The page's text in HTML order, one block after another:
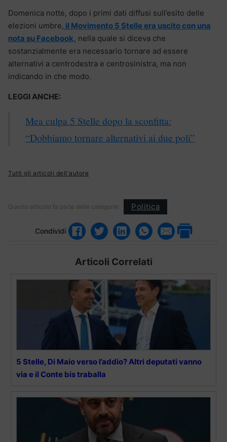
Domenica notte, dopo i primi dati diffusi sull’esito delle
elezioni umbre, il Movimento 5 Stelle era uscito con una
nota su Facebook, nella quale si diceva che
sostanzialmente era necessario tornare ad essere
alternativi a centrodestra e centrosinistra, ma non
indicando in che modo.
LEGGI ANCHE:
Mea culpa 5 Stelle dopo la sconfitta:
“Dobbiamo tornare alternativi ai due poli”
Tutti gli articoli dell'autore
Questo articolo fa parte delle categorie: Politica
Condividi
Articoli Correlati
5 Stelle, Di Maio verso l’addio? Altri deputati vanno
via e il Conte bis traballa